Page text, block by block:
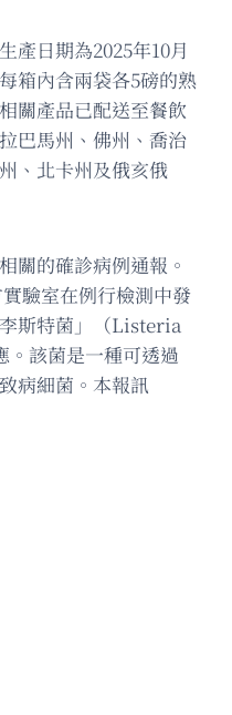
產日期為2025年10月
箱內含兩袋各5磅的熟
關產品已配送至餐飲
巴馬州、佛州、喬治
、北卡州及俄亥俄
關的確診病例通報。
驗室在例行檢測中發
斯特菌」（Listeria
該菌是一種可透過
病細菌。本報訊